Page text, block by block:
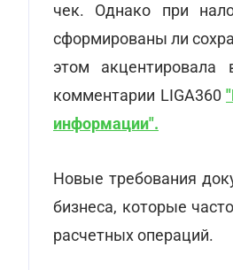
чек. Однако при
сформированы ли
этом
комментарии LIGA360
информации".
Новые требования
бизнеса, которые
расчетных операций.